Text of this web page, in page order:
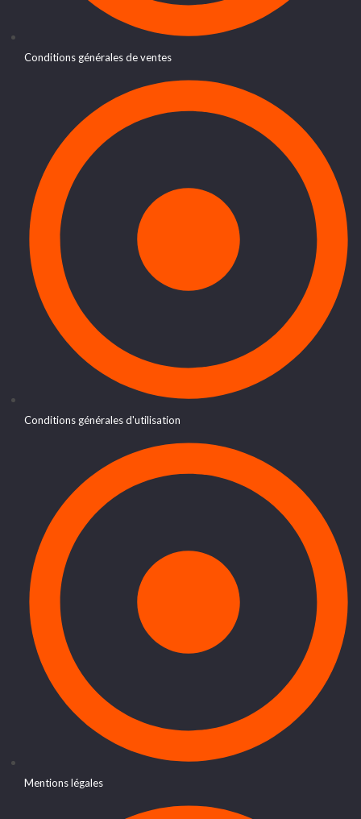
Conditions générales de ventes
Conditions générales d'utilisation
Mentions légales